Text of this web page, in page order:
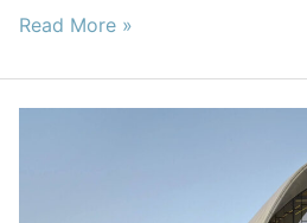
Read More »
Geometric